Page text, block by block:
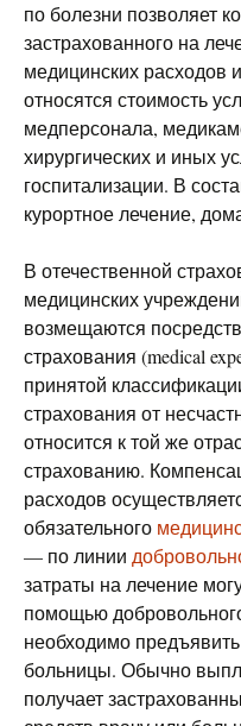
по болезни позволяет
застрахованного на
медицинских расходов
относятся стоимость
медперсонала,
хирургических и иных
госпитализации. В
курортное лечение,
В отечественной
медицинских
возмещаются
страхования (medical
принятой
страхования от
относится к той же
страхованию.
расходов
обязательного
— по линии
затраты на лечение
помощью
необходимо
больницы. Обычно
получает